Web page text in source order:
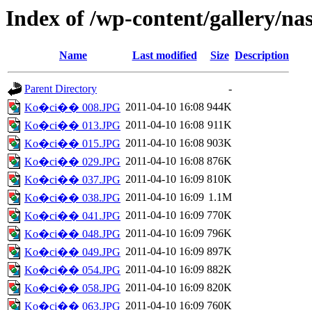
Index of /wp-content/gallery/
Name Last modified Size Description
Parent Directory
-
Ko�ci�� 008.JPG 2011-04-10 16:08 944K
Ko�ci�� 013.JPG 2011-04-10 16:08 911K
Ko�ci�� 015.JPG 2011-04-10 16:08 903K
Ko�ci�� 029.JPG 2011-04-10 16:08 876K
Ko�ci�� 037.JPG 2011-04-10 16:09 810K
Ko�ci�� 038.JPG 2011-04-10 16:09 1.1M
Ko�ci�� 041.JPG 2011-04-10 16:09 770K
Ko�ci�� 048.JPG 2011-04-10 16:09 796K
Ko�ci�� 049.JPG 2011-04-10 16:09 897K
Ko�ci�� 054.JPG 2011-04-10 16:09 882K
Ko�ci�� 058.JPG 2011-04-10 16:09 820K
Ko�ci�� 063.JPG 2011-04-10 16:09 760K